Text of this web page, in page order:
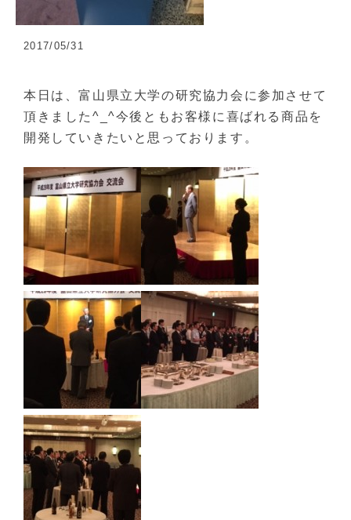
2017/05/31
本日は、富山県立大学の研究協力会に参加させて
頂きました^_^今後ともお客様に喜ばれる商品を
開発していきたいと思っております。